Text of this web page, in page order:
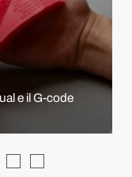
e il G-code